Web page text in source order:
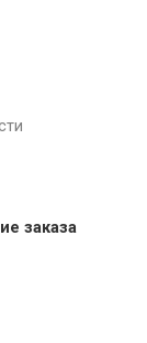
заказа